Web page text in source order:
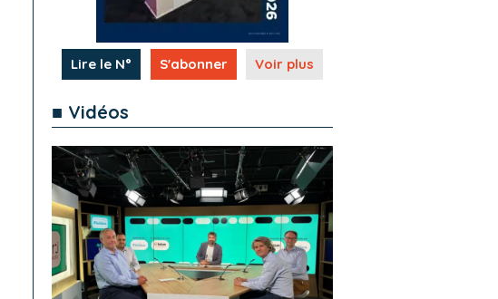
Lire le N° S'abonner Voir plus
■ Vidéos